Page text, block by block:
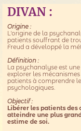
DIVAN :
Origine :
L'origine de la
patients souffrant de
Freud a développé la
Définition :
La psychanalyse est
explorer les
patients à comprendre
psychologiques.
Objectif :
Libérer les patients
atteindre une plus
estime de soi.